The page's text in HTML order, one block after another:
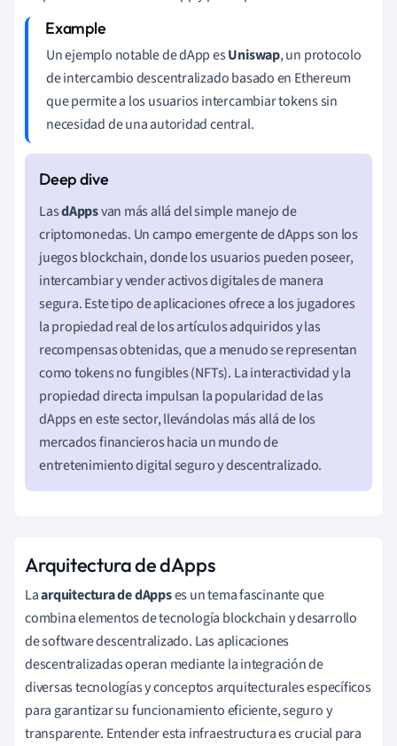
Un ejemplo notable de dApp esUniswap, un protocolo
de intercambio descentralizado basado en Ethereum
que permite a los usuarios intercambiar tokens sin
necesidad de una autoridad central.
LasdAppsvan más allá del simple manejo de
criptomonedas. Un campo emergente de dApps son los
juegos blockchain, donde los usuarios pueden poseer,
intercambiar y vender activos digitales de manera
segura. Este tipo de aplicaciones ofrece a los jugadores
la propiedad real de los artículos adquiridos y las
recompensas obtenidas, que a menudo se representan
como tokens no fungibles (NFTs). La interactividad y la
propiedad directa impulsan la popularidad de las
dApps en este sector, llevándolas más allá de los
mercados financieros hacia un mundo de
entretenimiento digital seguro y descentralizado.
Arquitectura de dApps
Laarquitectura de dAppses un tema fascinante que
combina elementos de tecnología blockchain y desarrollo
de software descentralizado. Las aplicaciones
descentralizadas operan mediante la integración de
diversas tecnologías y conceptos arquitecturales específicos
para garantizar su funcionamiento eficiente, seguro y
transparente. Entender esta infraestructura es crucial para